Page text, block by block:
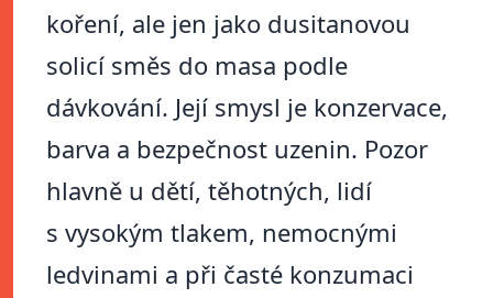
koření, ale jen jako dusitanovou
solicí směs do masa podle
dávkování. Její smysl je konzervace,
barva a bezpečnost uzenin. Pozor
hlavně u dětí, těhotných, lidí
s vysokým tlakem, nemocnými
ledvinami a při časté konzumaci